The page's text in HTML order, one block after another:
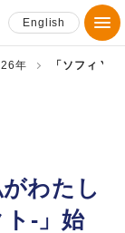
English
年 「ソフィ
わたし
-」始